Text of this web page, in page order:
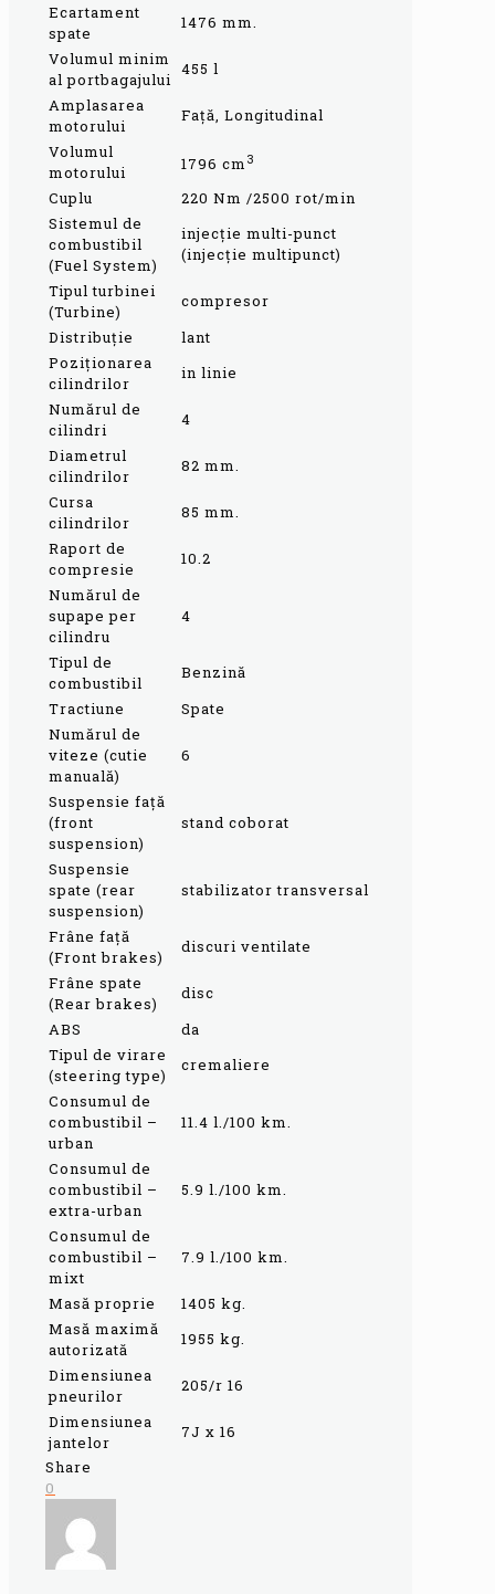
Ecartament
spate
1476 mm.
Volumul minim
al portbagajului
455 l
Amplasarea
motorului
Faţă, Longitudinal
Volumul
motorului
1796 cm 3
Cuplu
220 Nm /2500 rot/min
Sistemul de
combustibil
(Fuel System)
injecţie multi-punct
(injecţie multipunct)
Tipul turbinei
(Turbine)
compresor
Distribuție
lant
Poziţionarea
cilindrilor
in linie
Numărul de
cilindri
4
Diametrul
cilindrilor
82 mm.
Cursa
cilindrilor
85 mm.
Raport de
compresie
10.2
Numărul de
supape per
cilindru
4
Tipul de
combustibil
Benzină
Tractiune
Spate
Numărul de
viteze (cutie
manuală)
6
Suspensie faţă
(front
suspension)
stand coborat
Suspensie
spate (rear
suspension)
stabilizator transversal
Frâne faţă
(Front brakes)
discuri ventilate
Frâne spate
(Rear brakes)
disc
ABS
da
Tipul de virare
(steering type)
cremaliere
Consumul de
combustibil –
urban
11.4 l./100 km.
Consumul de
combustibil –
extra-urban
5.9 l./100 km.
Consumul de
combustibil –
mixt
7.9 l./100 km.
Masă proprie
1405 kg.
Masă maximă
autorizată
1955 kg.
Dimensiunea
pneurilor
205/r 16
Dimensiunea
jantelor
7J x 16
Share
0